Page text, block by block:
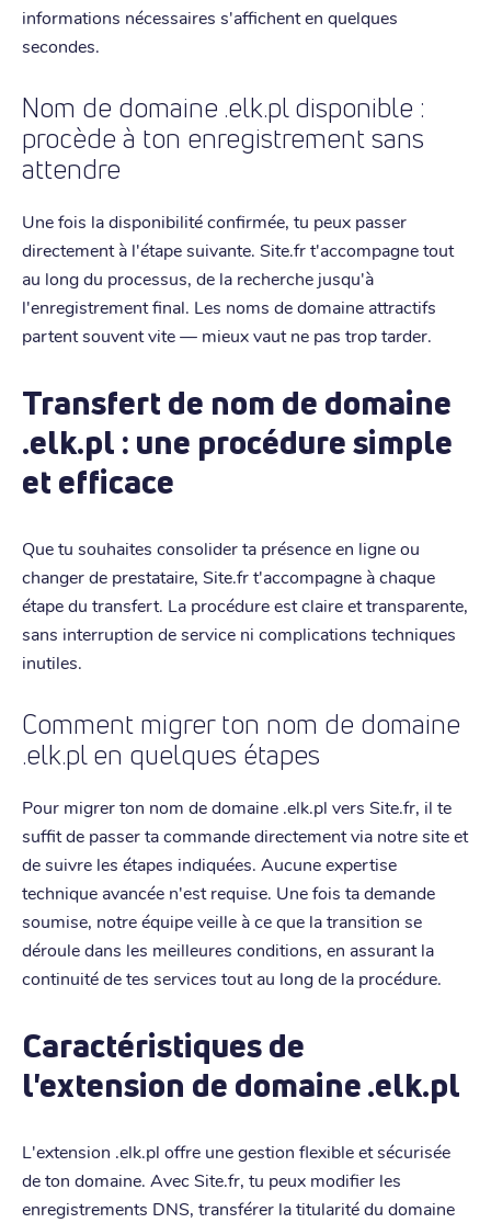
informations nécessaires s'affichent en quelques
secondes.
Nom de domaine .elk.pl disponible :
procède à ton enregistrement sans
attendre
Une fois la disponibilité confirmée, tu peux passer
directement à l'étape suivante. Site.fr t'accompagne tout
au long du processus, de la recherche jusqu'à
l'enregistrement final. Les noms de domaine attractifs
partent souvent vite — mieux vaut ne pas trop tarder.
Transfert de nom de domaine
.elk.pl : une procédure simple
et efficace
Que tu souhaites consolider ta présence en ligne ou
changer de prestataire, Site.fr t'accompagne à chaque
étape du transfert. La procédure est claire et transparente,
sans interruption de service ni complications techniques
inutiles.
Comment migrer ton nom de domaine
.elk.pl en quelques étapes
Pour migrer ton nom de domaine .elk.pl vers Site.fr, il te
suffit de passer ta commande directement via notre site et
de suivre les étapes indiquées. Aucune expertise
technique avancée n'est requise. Une fois ta demande
soumise, notre équipe veille à ce que la transition se
déroule dans les meilleures conditions, en assurant la
continuité de tes services tout au long de la procédure.
Caractéristiques de
l'extension de domaine .elk.pl
L'extension .elk.pl offre une gestion flexible et sécurisée
de ton domaine. Avec Site.fr, tu peux modifier les
enregistrements DNS, transférer la titularité du domaine